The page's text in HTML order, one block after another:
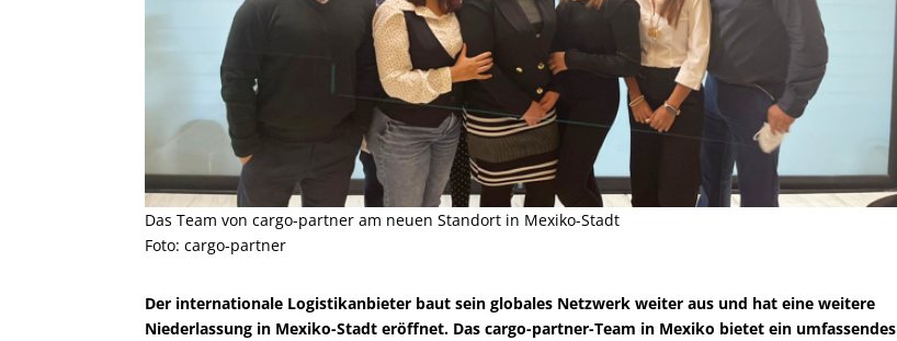
Das Team von cargo-partner am neuen Standort in Mexiko-Stadt
Foto: cargo-partner
Der internationale Logistikanbieter baut sein globales Netzwerk weiter aus und hat eine weitere
Niederlassung in Mexiko-Stadt eröffnet. Das cargo-partner-Team in Mexiko bietet ein umfassendes